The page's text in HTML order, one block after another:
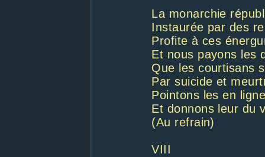
La monarchie
Instaurée par des
Profite à ces
Et nous payons les
Que les courtisans
Par suicide et
Pointons les en
Et donnons leur du
(Au refrain)
VIII